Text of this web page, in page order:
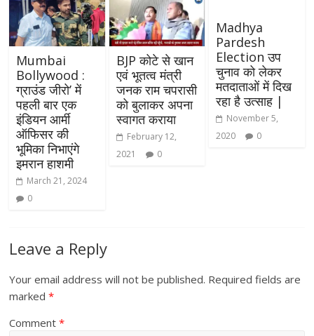
Mumbai
Bollywood :
ग्राउंड जीरो’ में
पहली बार एक
इंडियन आर्मी
ऑफिसर की
भूमिका निभाएंगे
इमरान हाशमी
March 21, 2024
0
BJP कोटे से खान
एवं भूतत्व मंत्री
जनक राम चपरासी
को बुलाकर अपना
स्वागत कराया
February 12,
2021
0
Madhya
Pardesh
Election उप
चुनाव को लेकर
मतदाताओं में दिख
रहा है उत्साह |
November 5,
2020
0
Leave a Reply
Your email address will not be published. Required fields are
marked*
Comment*